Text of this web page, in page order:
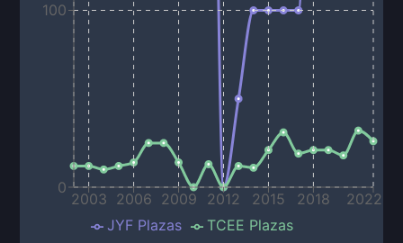
2003 2006 2009 2012 2015 2018 2022
0
100
JYF Plazas TCEE Plazas